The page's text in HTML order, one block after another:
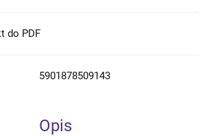
do PDF
5901878509143
Opis